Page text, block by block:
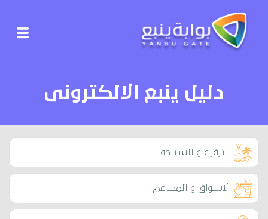
دليل ينبع الالكترونى
الترفيه و السياحة
الاسواق و المطاعم